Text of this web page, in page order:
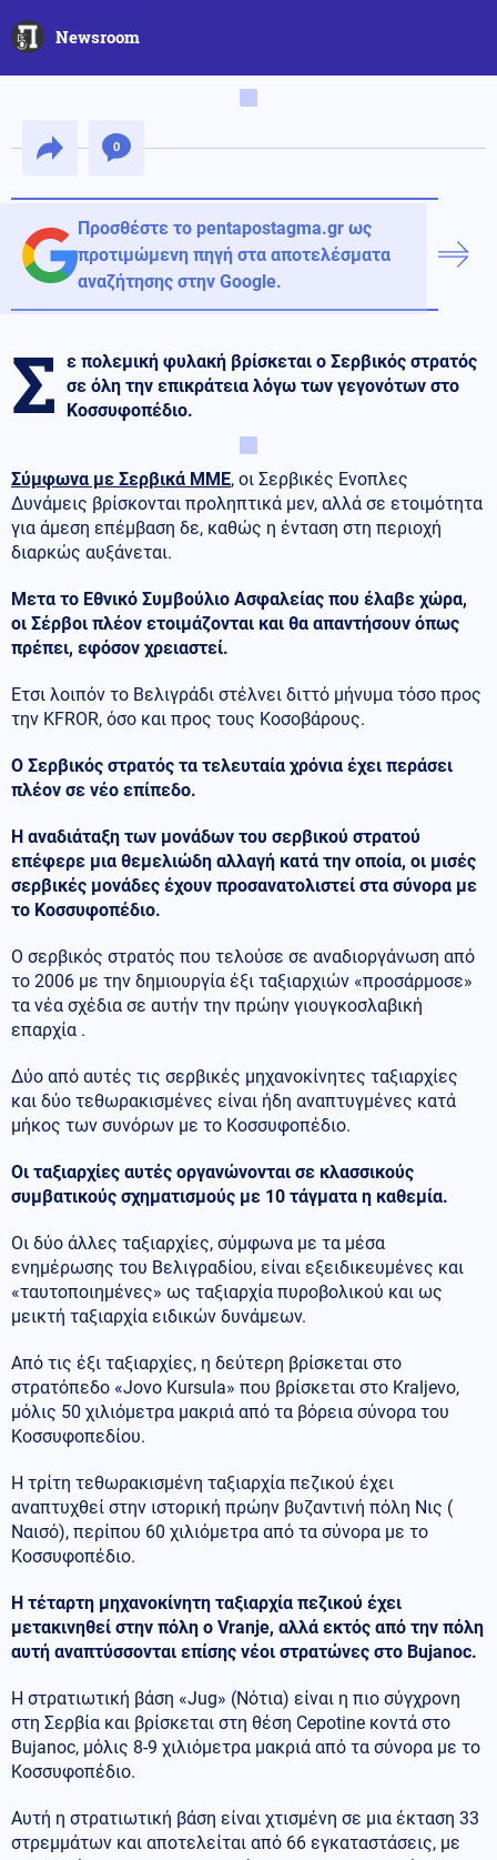
Newsroom
0
Προσθέστε το pentapostagma.gr ως
προτιμώμενη πηγή στα αποτελέσματα
αναζήτησης στην Google.
Σ ε πολεμική φυλακή βρίσκεται ο Σερβικός στρατός
σε όλη την επικράτεια λόγω των γεγονότων στο
Κοσσυφοπέδιο.
Σύμφωνα με Σερβικά ΜΜΕ, οι Σερβικές Ενοπλες
Δυνάμεις βρίσκονται προληπτικά μεν, αλλά σε ετοιμότητα
για άμεση επέμβαση δε, καθώς η ένταση στη περιοχή
διαρκώς αυξάνεται.
Μετα το Εθνικό Συμβούλιο Ασφαλείας που έλαβε χώρα,
οι Σέρβοι πλέον ετοιμάζονται και θα απαντήσουν όπως
πρέπει, εφόσον χρειαστεί.
Ετσι λοιπόν το Βελιγράδι στέλνει διττό μήνυμα τόσο προς
την KFROR, όσο και προς τους Κοσοβάρους.
Ο Σερβικός στρατός τα τελευταία χρόνια έχει περάσει
πλέον σε νέο επίπεδο.
Η αναδιάταξη των μονάδων του σερβικού στρατού
επέφερε μια θεμελιώδη αλλαγή κατά την οποία, οι μισές
σερβικές μονάδες έχουν προσανατολιστεί στα σύνορα με
το Κοσσυφοπέδιο.
Ο σερβικός στρατός που τελούσε σε αναδιοργάνωση από
το 2006 με την δημιουργία έξι ταξιαρχιών «προσάρμοσε»
τα νέα σχέδια σε αυτήν την πρώην γιουγκοσλαβική
επαρχία .
Δύο από αυτές τις σερβικές μηχανοκίνητες ταξιαρχίες
και δύο τεθωρακισμένες είναι ήδη αναπτυγμένες κατά
μήκος των συνόρων με το Κοσσυφοπέδιο.
Οι ταξιαρχίες αυτές οργανώνονται σε κλασσικούς
συμβατικούς σχηματισμούς με 10 τάγματα η καθεμία.
Οι δύο άλλες ταξιαρχίες, σύμφωνα με τα μέσα
ενημέρωσης του Βελιγραδίου, είναι εξειδικευμένες και
«ταυτοποιημένες» ως ταξιαρχία πυροβολικού και ως
μεικτή ταξιαρχία ειδικών δυνάμεων.
Από τις έξι ταξιαρχίες, η δεύτερη βρίσκεται στο
στρατόπεδο «Jovo Kursula» που βρίσκεται στο Kraljevo,
μόλις 50 χιλιόμετρα μακριά από τα βόρεια σύνορα του
Κοσσυφοπεδίου.
Η τρίτη τεθωρακισμένη ταξιαρχία πεζικού έχει
αναπτυχθεί στην ιστορική πρώην βυζαντινή πόλη Νις (
Ναισό), περίπου 60 χιλιόμετρα από τα σύνορα με το
Κοσσυφοπέδιο.
Η τέταρτη μηχανοκίνητη ταξιαρχία πεζικού έχει
μετακινηθεί στην πόλη ο Vranje, αλλά εκτός από την πόλη
αυτή αναπτύσσονται επίσης νέοι στρατώνες στο Bujanoc.
Η στρατιωτική βάση «Jug» (Νότια) είναι η πιο σύγχρονη
στη Σερβία και βρίσκεται στη θέση Cepotine κοντά στο
Bujanoc, μόλις 8-9 χιλιόμετρα μακριά από τα σύνορα με το
Κοσσυφοπέδιο.
Αυτή η στρατιωτική βάση είναι χτισμένη σε μια έκταση 33
στρεμμάτων και αποτελείται από 66 εγκαταστάσεις, με